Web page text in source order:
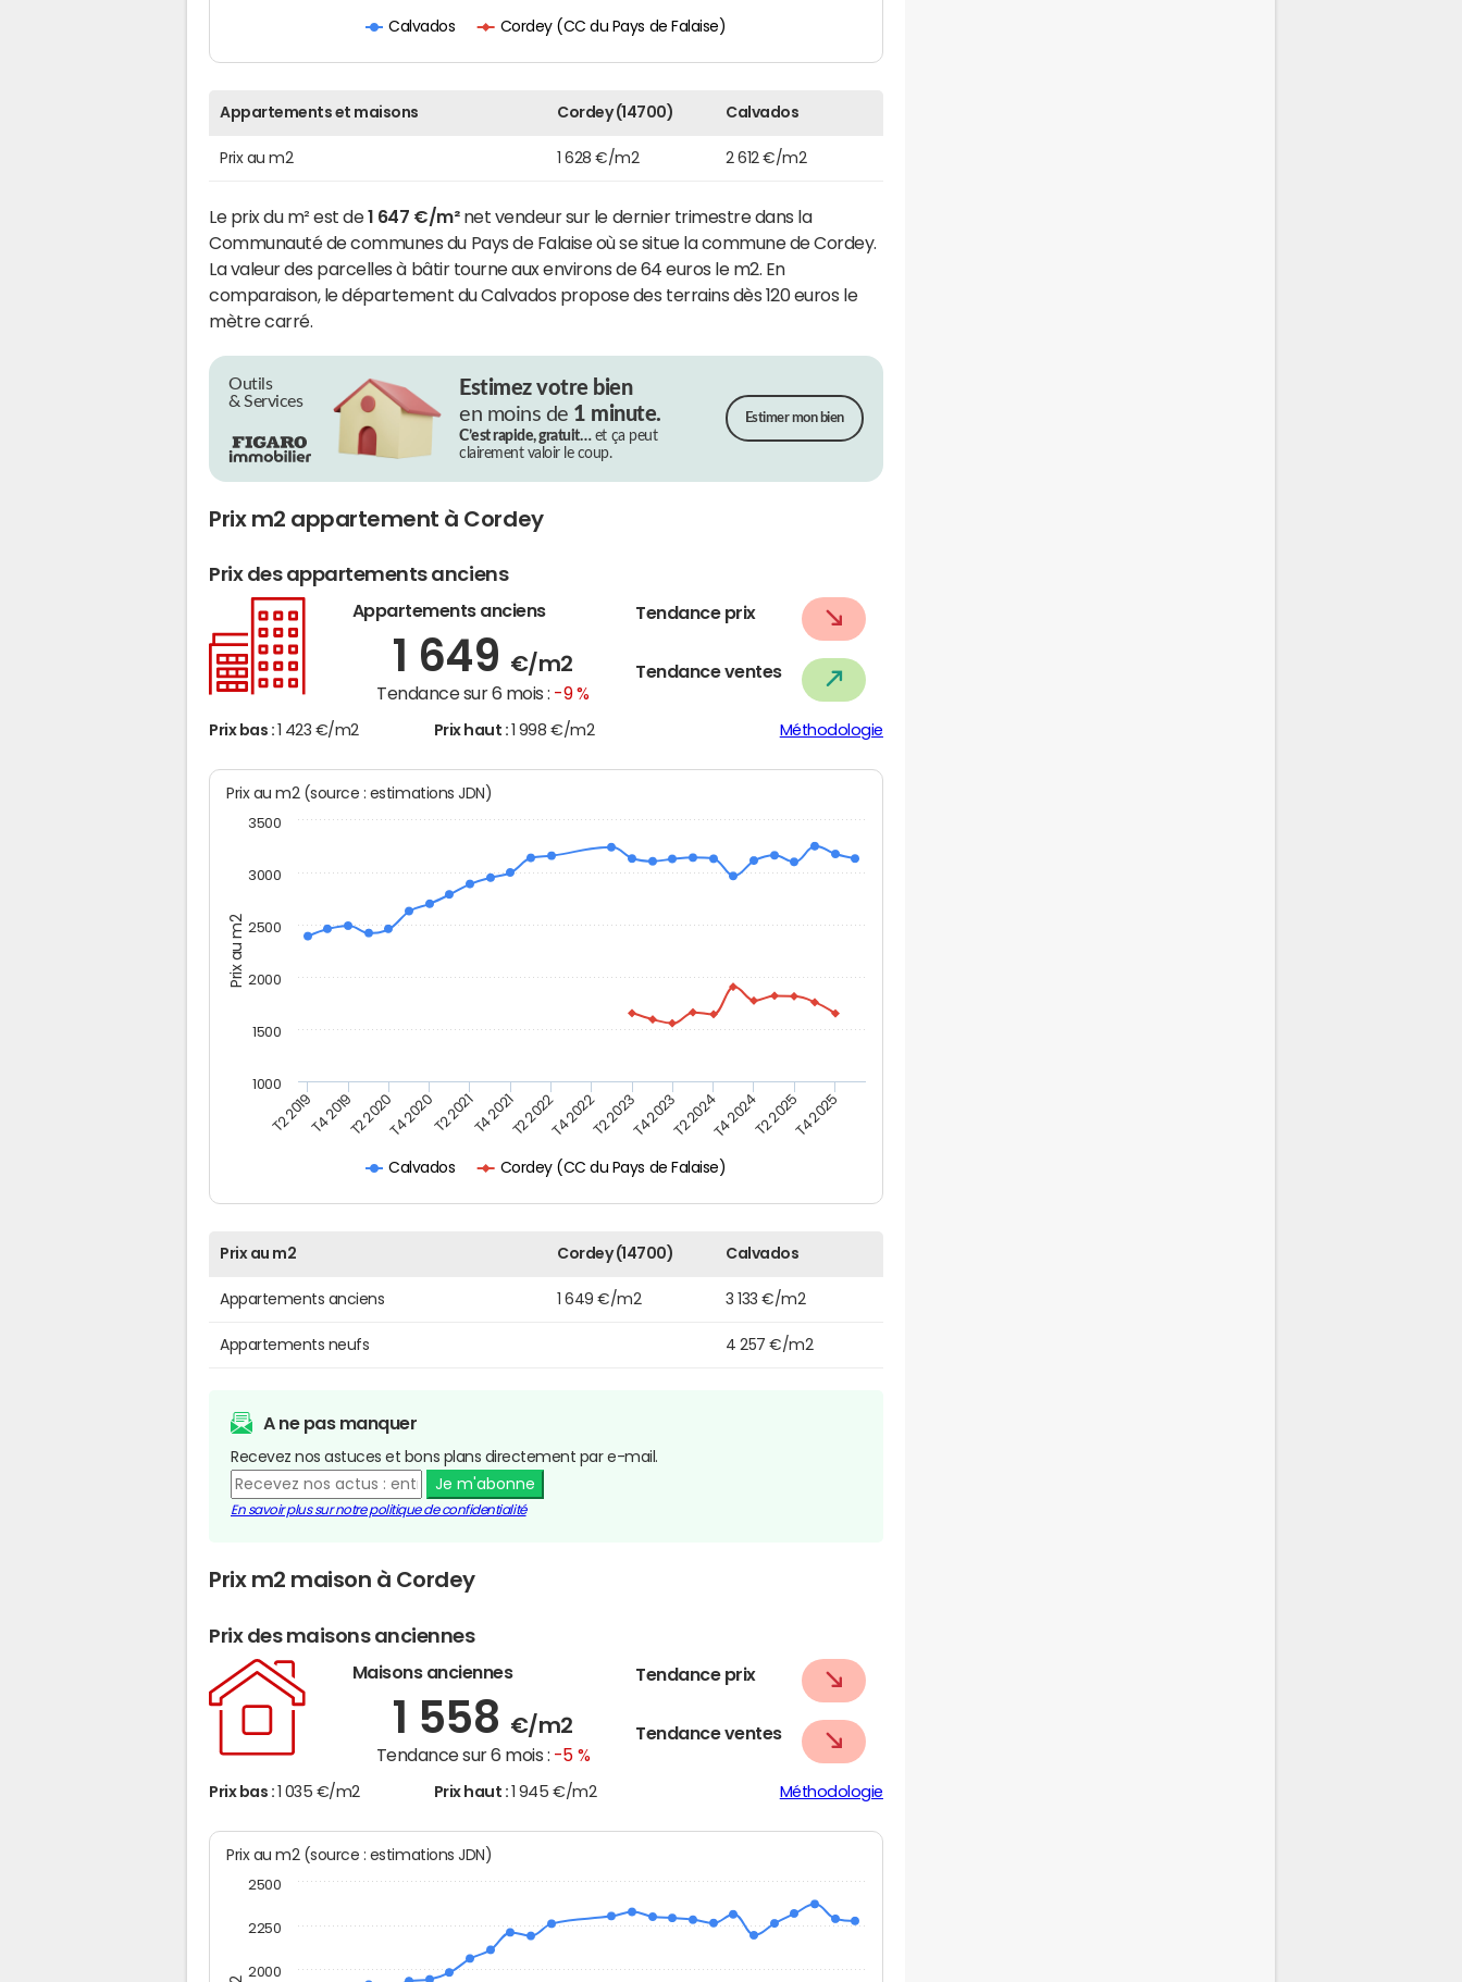
Calvados Cordey (CC du Pays de Falaise)
Appartements et maisons Cordey (14700) Calvados
Prix au m2 1 628 €/m2 2 612 €/m2
Le prix du m² est de1 647 €/m²net vendeur sur le dernier trimestre dans la
Communauté de communes du Pays de Falaise où se situe la commune de Cordey.
La valeur des parcelles à bâtir tourne aux environs de 64 euros le m2. En
comparaison, le département du Calvados propose des terrains dès 120 euros le
mètre carré.
Outils
& Services
Estimez votre bien
en moins de 1 minute.
C’est rapide, gratuit…et ça peut
clairement valoir le coup.
Estimer mon bien
Prix m2 appartement à Cordey
Prix des appartements anciens
Appartements anciens
1 649 €/m2
Tendance sur 6 mois : -9 %
Tendance prix
Tendance ventes
Prix bas : 1 423 €/m2 Prix haut : 1 998 €/m2 Méthodologie
Prix au m2
Prix au m2 (source : estimations JDN)
Calvados Cordey (CC du Pays de Falaise)
T2 2019T4 2019T2 2020T4 2020T2 2021T4 2021T2 2022T4 2022T2 2023T4 2023T2 2024T4 2024T2 2025T4 2025
1000
1500
2000
2500
3000
3500
Prix au m2 Cordey (14700) Calvados
Appartements anciens 1 649 €/m2 3 133 €/m2
Appartements neufs 4 257 €/m2
A ne pas manquer
Recevez nos astuces et bons plans directement par e-mail.
Je m'abonne
En savoir plus sur notre politique de confidentialité
Prix m2 maison à Cordey
Prix des maisons anciennes
Maisons anciennes
1 558 €/m2
Tendance sur 6 mois : -5 %
Tendance prix
Tendance ventes
Prix bas : 1 035 €/m2 Prix haut : 1 945 €/m2 Méthodologie
Prix au m2 (source : estimations JDN)
2000
2250
2500